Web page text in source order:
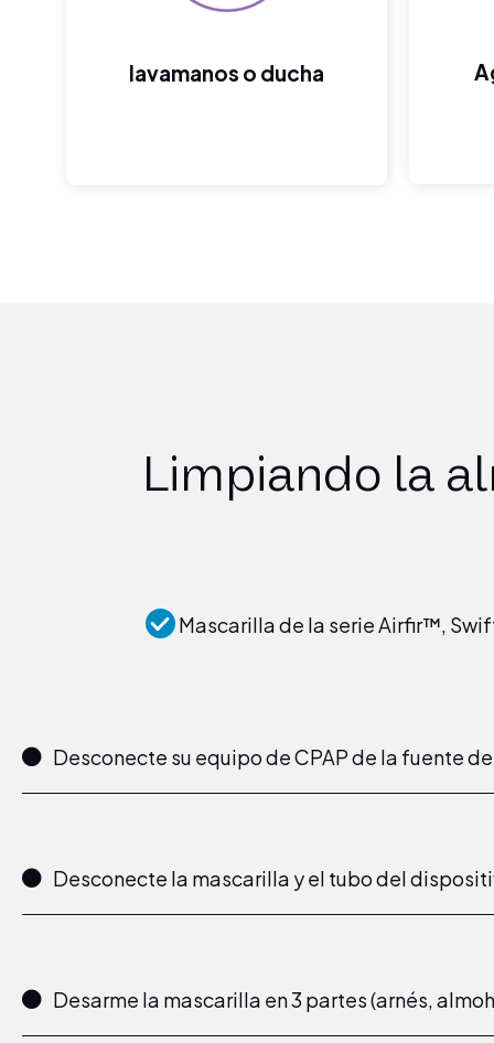
lavamanos o ducha
Limpiando la
Mascarilla de la serie Airfir™,
Desconecte su equipo de CPAP de la fuente
Desconecte la mascarilla y el tubo del
Desarme la mascarilla en 3 partes (arnés,